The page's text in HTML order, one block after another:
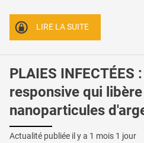
LIRE LA SUITE
PLAIES
responsive qui
nanoparticules
Actualité publiée il y a 1 mois 1 jour